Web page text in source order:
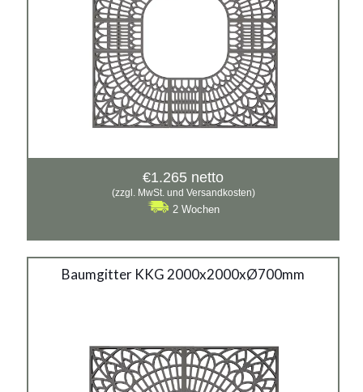
€1.265 netto
(zzgl. MwSt. und Versandkosten)
2 Wochen
Baumgitter KKG 2000x2000xØ700mm